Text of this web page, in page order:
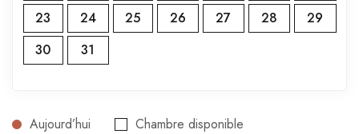
23
24 25 26 27 28
29
30
31
Aujourd’hui
Chambre disponible